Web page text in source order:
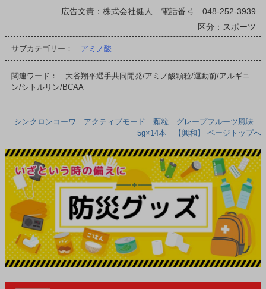
広告文責：株式会社健人 電話番号 048-252-3939
区分：スポーツ
サブカテゴリー： アミノ酸
関連ワード： 大谷翔平選手共同開発/アミノ酸顆粒/運動前/アルギニ
ン/シトルリン/BCAA
シンクロンコーワ アクティブモード 顆粒 グレープフルーツ風味
5g×14本 【興和】 ページトップへ